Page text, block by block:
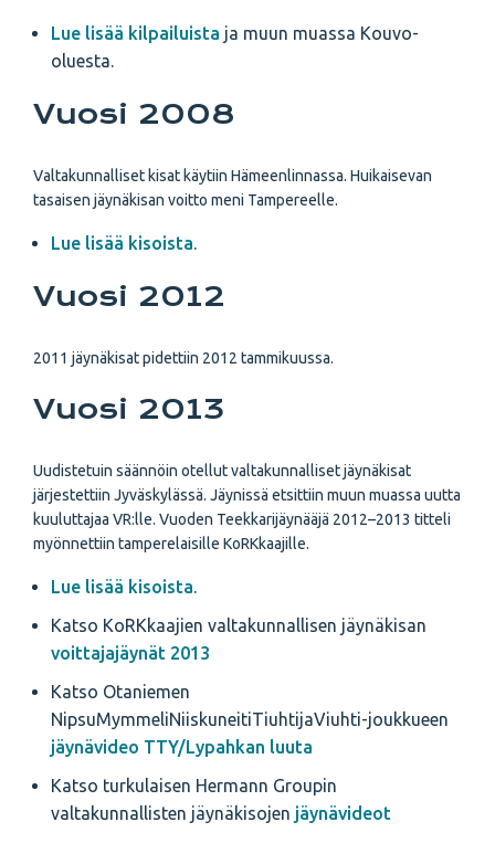
Lue lisää kilpailuista ja muun muassa Kouvo-
oluesta.
Vuosi 2008
Valtakunnalliset kisat käytiin Hämeenlinnassa. Huikaisevan
tasaisen jäynäkisan voitto meni Tampereelle.
Lue lisää kisoista.
Vuosi 2012
2011 jäynäkisat pidettiin 2012 tammikuussa.
Vuosi 2013
Uudistetuin säännöin otellut valtakunnalliset jäynäkisat
järjestettiin Jyväskylässä. Jäynissä etsittiin muun muassa uutta
kuuluttajaa VR:lle. Vuoden Teekkarijäynääjä 2012–2013 titteli
myönnettiin tamperelaisille KoRKkaajille.
Lue lisää kisoista.
Katso KoRKkaajien valtakunnallisen jäynäkisan
voittajajäynät 2013
Katso Otaniemen
NipsuMymmeliNiiskuneitiTiuhtijaViuhti-joukkueen
jäynävideo TTY/Lypahkan luuta
Katso turkulaisen Hermann Groupin
valtakunnallisten jäynäkisojen jäynävideot